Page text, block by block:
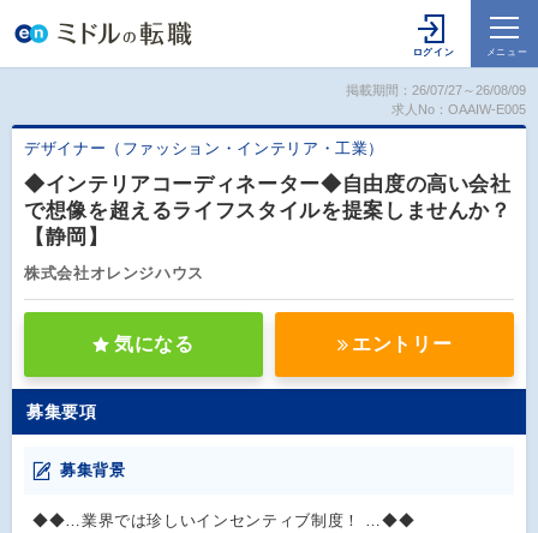
掲載期間：26/07/27～26/08/09
求人No：OAAIW-E005
デザイナー（ファッション・インテリア・工業）
◆インテリアコーディネーター◆自由度の高い会社
で想像を超えるライフスタイルを提案しませんか？
【静岡】
株式会社オレンジハウス
気になる エントリー
募集要項
募集背景
◆◆…業界では珍しいインセンティブ制度！ …◆◆